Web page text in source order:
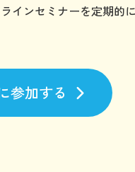
インセミナーを定期的
参加する